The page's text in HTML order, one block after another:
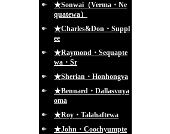
★Sonwai（Verma・Ne
quatewa）
★Charles&Don・Suppl
ee
★Raymond・Sequapte
wa・Sr
★Sherian・Honhongva
★Bennard・Dallasvuya
oma
★Roy・Talahaftewa
★John・Coochyumpte